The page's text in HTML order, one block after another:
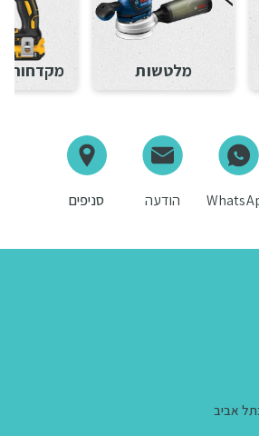
מלטשות מקדחות
הודעה סניפים
אביב